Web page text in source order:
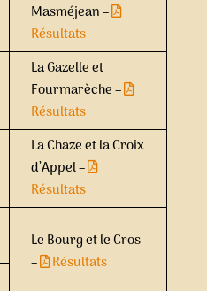
Masméjean –
Résultats
La Gazelle et
Fourmarèche –
Résultats
La Chaze et la Croix
d’Appel –
Résultats
Le Bourg et le Cros
– Résultats